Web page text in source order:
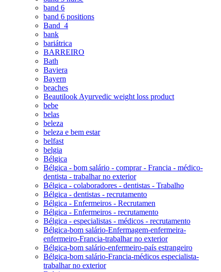
band 6
band 6 positions
Band_4
bank
bariátrica
BARREIRO
Bath
Baviera
Bayern
beaches
Beautilook Ayurvedic weight loss product
bebe
belas
beleza
beleza e bem estar
belfast
belgia
Bélgica
Bélgica - bom salário - comprar - Francia - médico-
dentista - trabalhar no exterior
Bélgica - colaboradores - dentistas - Trabalho
Bélgica - dentistas - recrutamento
Bélgica - Enfermeiros - Recrutamen
Bélgica - Enfermeiros - recrutamento
Bélgica - especialistas - médicos - recrutamento
Bélgica-bom salário-Enfermagem-enfermeira-
enfermeiro-Francia-trabalhar no exterior
Bélgica-bom salário-enfermeiro-país estrangeiro
Bélgica-bom salário-Francia-médicos especialista-
trabalhar no exterior